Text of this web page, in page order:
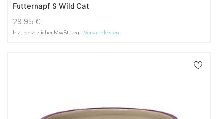
Futternapf S Wild Cat
29,95 €
Inkl. gesetzlicher MwSt. zzgl. Versandkosten